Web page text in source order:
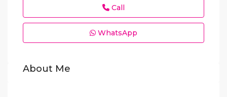
Call
WhatsApp
About Me